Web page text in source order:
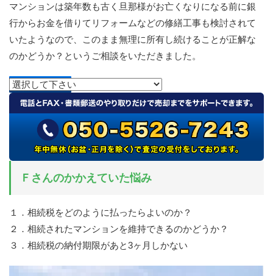
マンションは築年数も古く旦那様がお亡くなりになる前に銀
行からお金を借りてリフォームなどの修繕工事も検討されて
いたようなので、このまま無理に所有し続けることが正解な
のかどうか？というご相談をいただきました。
Ｆさんのかかえていた悩み
１．相続税をどのように払ったらよいのか？
２．相続されたマンションを維持できるのかどうか？
３．相続税の納付期限があと3ヶ月しかない